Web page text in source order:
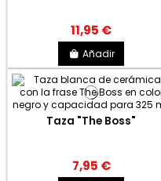
11,95 €
Añadir
Taza "The Boss"
7,95 €